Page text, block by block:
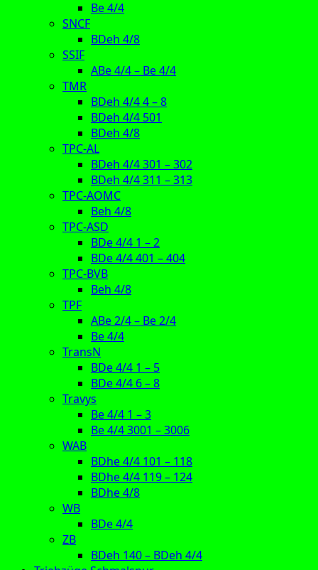
Be 4/4
SNCF
BDeh 4/8
SSIF
ABe 4/4 – Be 4/4
TMR
BDeh 4/4 4 – 8
BDeh 4/4 501
BDeh 4/8
TPC-AL
BDeh 4/4 301 – 302
BDeh 4/4 311 – 313
TPC-AOMC
Beh 4/8
TPC-ASD
BDe 4/4 1 – 2
BDe 4/4 401 – 404
TPC-BVB
Beh 4/8
TPF
ABe 2/4 – Be 2/4
Be 4/4
TransN
BDe 4/4 1 – 5
BDe 4/4 6 – 8
Travys
Be 4/4 1 – 3
Be 4/4 3001 – 3006
WAB
BDhe 4/4 101 – 118
BDhe 4/4 119 – 124
BDhe 4/8
WB
BDe 4/4
ZB
BDeh 140 – BDeh 4/4